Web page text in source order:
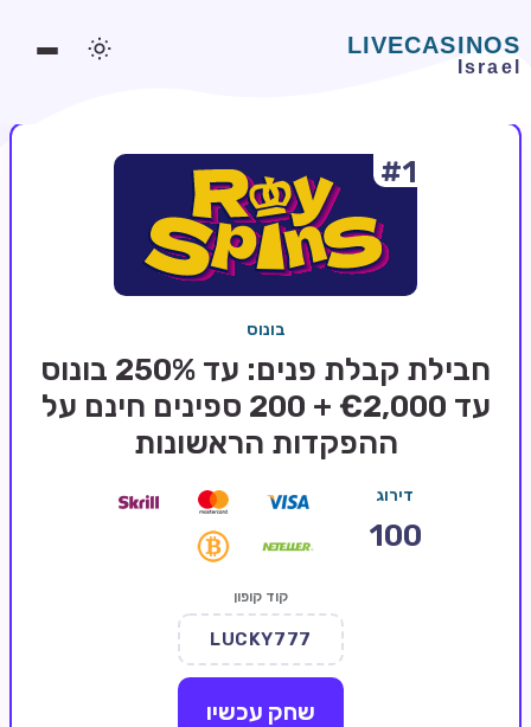
משחקים אונליין
משחקים חינמיים
בלאקג'ק אונליין
בונוסים בקזינו אונליין
#1
בונוס
חבילת קבלת פנים: עד 250% בונוס
עד €2,000 + 200 ספינים חינם על
ההפקדות הראשונות
דירוג
100
קוד קופון
LUCKY777
שחק עכשיו